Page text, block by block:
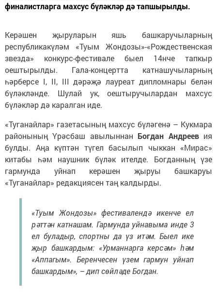
финалистларга махсус бүләкләр дә тапшырылды.
Керәшен җыруларын яшь башкаручыларның
республикакүләм «Туым Жондозы»-«Рождественская
звезда» конкурс-фестивале быел 14нче тапкыр
оештырылды. Гала-концертта катнашучыларның
һәрберсе I, II, III дәрәҗә лауреат дипломнары белән
бүләкләнде. Шулай ук, оештыручылардан махсус
бүләкләр дә каралган иде.
«Туганайлар» газетасының махсус бүләгенә – Кукмара
районының Үрәсбаш авылыннан Богдан Андреев ия
булды. Аңа күптән түгел басылып чыккан «Мирас»
китабы һәм наушник бүләк ителде. Богданның үзе
гармунда уйнап керәшен җыруы башкаруы
«Туганайлар» редакциясен таң калдырды.
«Туым Жондозы» фестивалендә икенче ел
рәттән катнашам. Гармунда уйнавыма инде 3
ел буладыр, спортны да үз итәм. Быел ике
җыр башкардым: «Урманнарга керсәм» һәм
«Аппагым». Беренчесен үзем гармун уйнап
башкардым», – дип сөйләде Богдан.